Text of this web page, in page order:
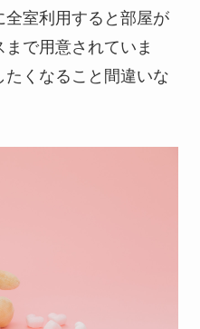
全室利用すると部屋が
で用意されていま
くなること間違いな